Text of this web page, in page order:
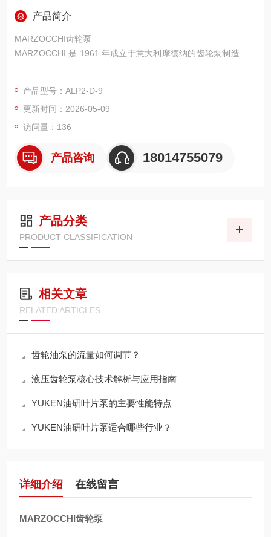
产品简介
MARZOCCHI齿轮泵
MARZOCCHI 是 1961 年成立于意大利摩德纳的齿轮泵制造商，
专注外啮合齿轮泵及相关液压元件生产，产品以意大利本土制造
产品型号：ALP2-D-9
更新时间：2026-05-09
访问量：136
产品咨询 18014755079
产品分类
PRODUCT CLASSIFICATION
相关文章
RELATED ARTICLES
齿轮油泵的流量如何调节？
液压齿轮泵核心技术解析与应用指南
YUKEN油研叶片泵的主要性能特点
YUKEN油研叶片泵适合哪些行业？
详细介绍 在线留言
MARZOCCHI齿轮泵